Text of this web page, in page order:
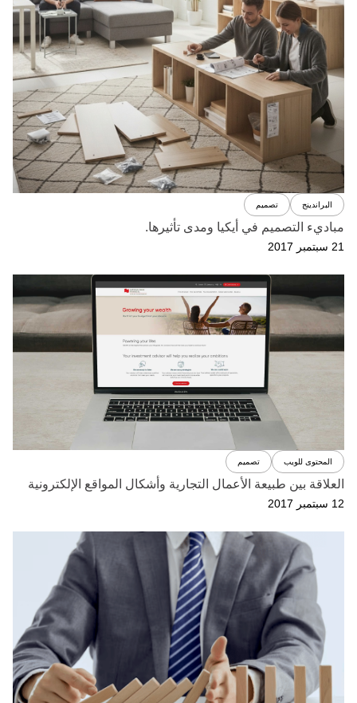
البراندينج تصميم
مباديء التصميم في أيكيا ومدى تأثيرها.
21 سبتمبر 2017
المحتوى للويب تصميم
العلاقة بين طبيعة الأعمال التجارية وأشكال المواقع الإلكترونية
12 سبتمبر 2017